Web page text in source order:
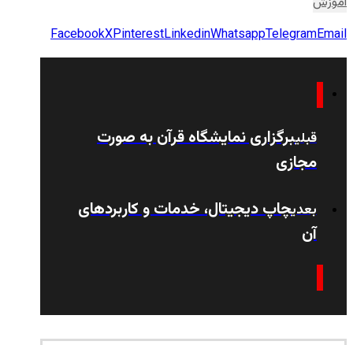
FacebookXPinterestLinkedinWhatsappTelegramEmail
قبلیبرگزاری نمایشگاه قرآن به صورت
مجازی
بعدیچاپ دیجیتال، خدمات و کاربردهای
آن